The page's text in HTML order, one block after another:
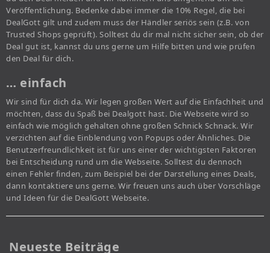
Veröffentlichung. Bedenke dabei immer die 10% Regel, die bei
DealGott gilt und zudem muss der Händler seriös sein (z.B. von
Trusted Shops geprüft). Solltest du dir mal nicht sicher sein, ob der
Deal gut ist, kannst du uns gerne um Hilfe bitten und wie prüfen
den Deal für dich.
… einfach
Wir sind für dich da. Wir legen großen Wert auf die Einfachheit und
möchten, dass du Spaß bei Dealgott hast. Die Webseite wird so
einfach wie möglich gehalten ohne großen Schnick Schnack. Wir
verzichten auf die Einblendung von Popups oder Ähnliches. Die
Benutzerfreundlichkeit ist für uns einer der wichtigsten Faktoren
bei Entscheidung rund um die Webseite. Solltest du dennoch
einen Fehler finden, zum Beispiel bei der Darstellung eines Deals,
dann kontaktiere uns gerne. Wir freuen uns auch über Vorschläge
und Ideen für die DealGott Webseite.
Neueste Beiträge